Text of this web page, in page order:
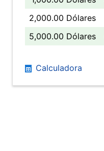
2,000.00 Dólares
5,000.00 Dólares
Calculadora